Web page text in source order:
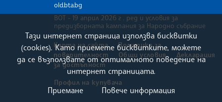
old.bta.bg
ВОТ - 19 април 2026 г . ред и условия за
предизборната кампания за Народно събрание
Карта на сайта
Политика за
поверителност
Общи условия
Декларация
за достъпност
Профил на купувача
Тази интернет страница използва бисквитки
(cookies). Като приемете бисквитките, можете
да се възползвате от оптималното поведение на
интернет страницата.
Приемане
Повече информация